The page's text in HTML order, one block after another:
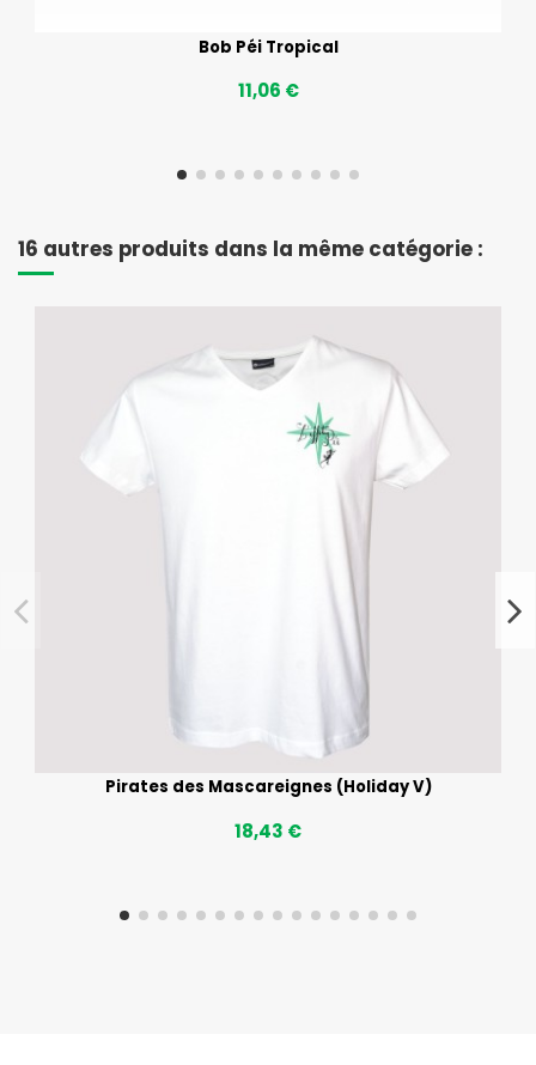
Bob Péi Tropical
11,06 €
16 autres produits dans la même catégorie :
Pirates des Mascareignes (Holiday V)
18,43 €